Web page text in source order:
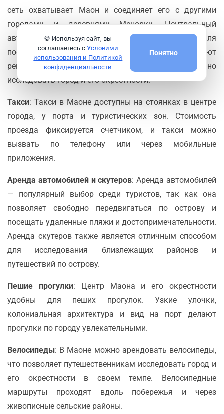
сеть охватывает Маон и соединяет его с другими
городами и деревнями Менорки. Центральный
автовокзал Маона служит отправной точкой для
поездок по всему острову. Автобусы курсируют
регулярно, что позволяет туристам удобно
исследовать город и его окрестности.
Такси: Такси в Маоне доступны на стоянках в центре
города, у порта и туристических зон. Стоимость
проезда фиксируется счетчиком, и такси можно
вызвать по телефону или через мобильные
приложения.
Аренда автомобилей и скутеров: Аренда автомобилей
— популярный выбор среди туристов, так как она
позволяет свободно передвигаться по острову и
посещать удаленные пляжи и достопримечательности.
Аренда скутеров также является отличным способом
для исследования близлежащих районов и
путешествий по острову.
Пешие прогулки: Центр Маона и его окрестности
удобны для пеших прогулок. Узкие улочки,
колониальная архитектура и вид на порт делают
прогулки по городу увлекательными.
Велосипеды: В Маоне можно арендовать велосипеды,
что позволяет путешественникам исследовать город и
его окрестности в своем темпе. Велосипедные
маршруты проходят вдоль побережья и через
живописные сельские районы.
🍪 Используя сайт, вы
соглашаетесь с Условими
использования и Политикой
конфиденциальности
Понятно